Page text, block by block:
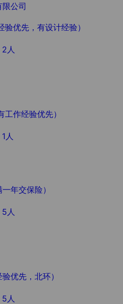
公司
优先，有设计经验）
2人
作经验优先）
1人
年交保险）
5人
优先，北环）
5人